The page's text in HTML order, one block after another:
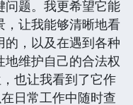
问题。我更希望它能
，让我能够清晰地看
，以及在遇到各种
维护自己的合法权
也让我看到了它作
日常工作中随时查